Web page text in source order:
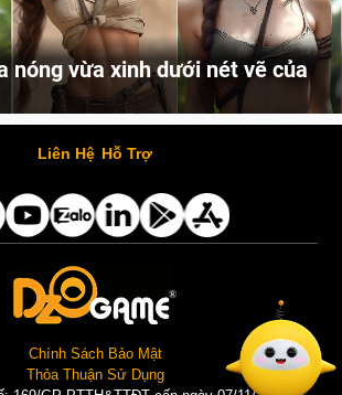
nóng vừa xinh dưới nét vẽ của
Cùng đến với những hình ảnh Lala Croft của Tomb Raider dưới nét vẽ của AI. Một cô nàng xinh đẹp, nóng bỏng nhưng cũng rắn rỏi và mạnh mẽ.
Liên Hệ Hỗ Trợ
Chính Sách Bảo Mật
Thỏa Thuận Sử Dụng